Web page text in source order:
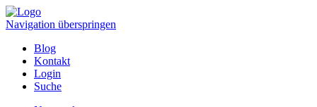
Navigation überspringen
Blog
Kontakt
Login
Suche